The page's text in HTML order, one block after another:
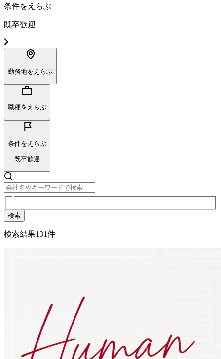
条件をえらぶ
既卒歓迎
勤務地をえらぶ
職種をえらぶ
条件をえらぶ
既卒歓迎
検索
検索結果131件